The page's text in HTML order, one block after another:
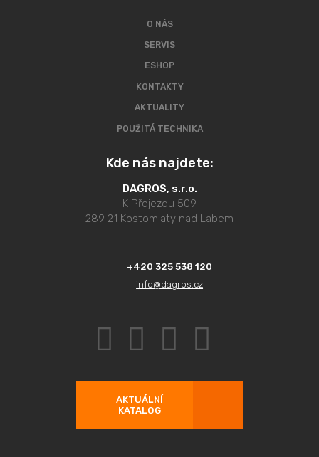
O NÁS
SERVIS
ESHOP
KONTAKTY
AKTUALITY
POUŽITÁ TECHNIKA
Kde nás najdete:
DAGROS, s.r.o.
K Přejezdu 509
289 21 Kostomlaty nad Labem
+420 325 538 120
info@dagros.cz
AKTUÁLNÍ
KATALOG